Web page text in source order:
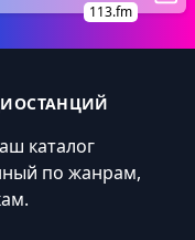
113.fm
каталог
по жанрам,